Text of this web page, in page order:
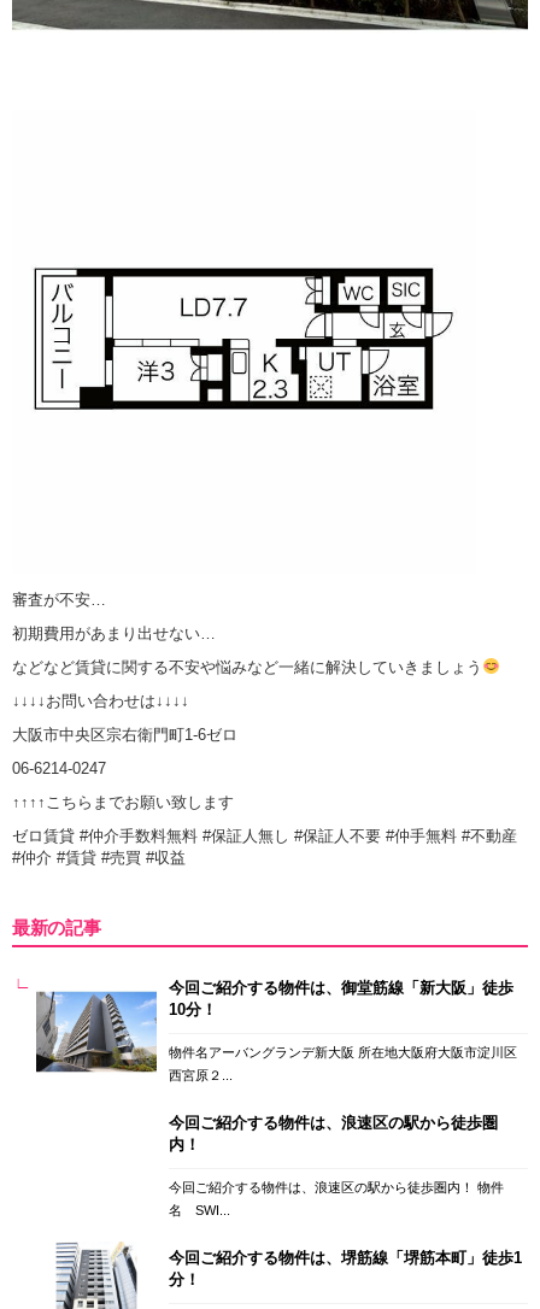
審査が不安…
初期費用があまり出せない…
などなど賃貸に関する不安や悩みなど一緒に解決していきましょう
↓↓↓↓お問い合わせは↓↓↓↓
大阪市中央区宗右衛門町1-6ゼロ
06-6214-0247
↑↑↑↑こちらまでお願い致します
ゼロ賃貸 #仲介手数料無料 #保証人無し #保証人不要 #仲手無料 #不動産
#仲介 #賃貸 #売買 #収益
最新の記事
今回ご紹介する物件は、御堂筋線「新大阪」徒歩
10分！
物件名アーバングランデ新大阪 所在地大阪府大阪市淀川区
西宮原２...
今回ご紹介する物件は、浪速区の駅から徒歩圏
内！
今回ご紹介する物件は、浪速区の駅から徒歩圏内！ 物件
名 SWI...
今回ご紹介する物件は、堺筋線「堺筋本町」徒歩1
分！